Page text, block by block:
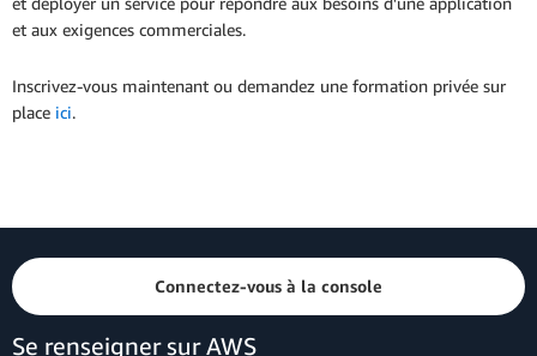
et aux exigences commerciales.
Inscrivez-vous maintenant ou demandez une formation privée sur
place ici.
Connectez-vous à la console
Se renseigner sur AWS